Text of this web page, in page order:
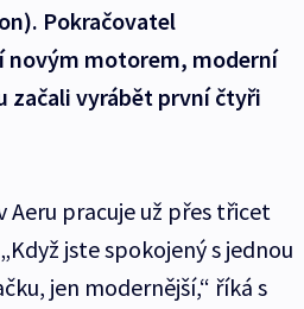
Pokračovatel
novým motorem, moderní
začali vyrábět první čtyři
pracuje už přes třicet
jste spokojený s jednou
jen modernější,“ říká s